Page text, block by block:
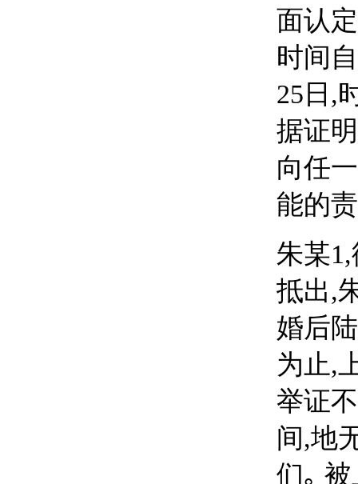
面认
时间
25日,
据证
向任
能的
朱某
抵出,
婚后
为止,
举证
间,地
们｡